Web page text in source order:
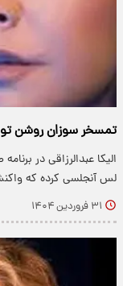
تمسخر سوزان روشن
الیکا عبدالرزاقی در
لس آنجلسی کرده که
۳۱ فروردین ۱۴۰۴